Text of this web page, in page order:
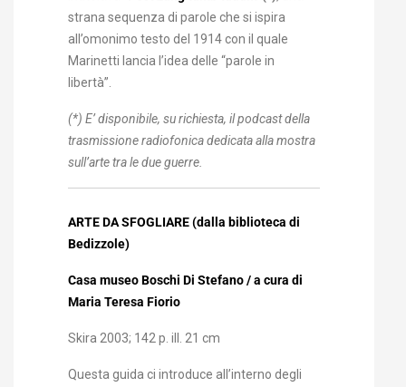
strana sequenza di parole che si ispira
all’omonimo testo del 1914 con il quale
Marinetti lancia l’idea delle “parole in
libertà”.
(*) E’ disponibile, su richiesta, il podcast della
trasmissione radiofonica dedicata alla mostra
sull’arte tra le due guerre.
ARTE DA SFOGLIARE (dalla biblioteca di
Bedizzole)
Casa museo Boschi Di Stefano / a cura di
Maria Teresa Fiorio
Skira 2003; 142 p. ill. 21 cm
Questa guida ci introduce all’interno degli